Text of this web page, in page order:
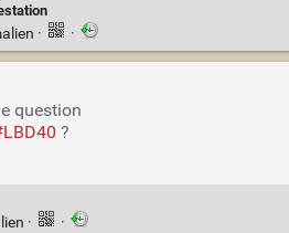
· ·
question
?
· ·